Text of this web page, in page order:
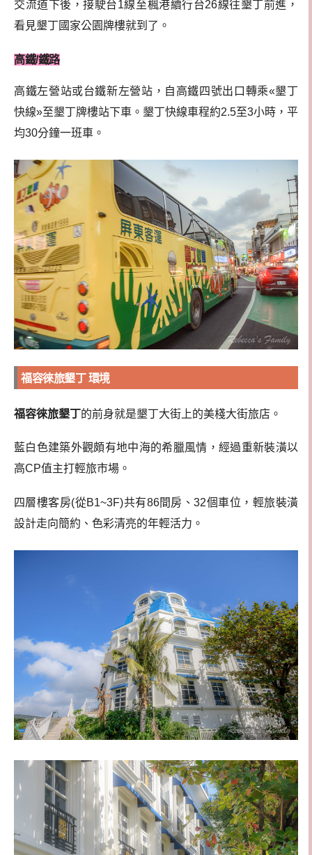
交流道下後，接駛台1線至楓港續行台26線往墾丁前進，
看見墾丁國家公園牌樓就到了。
高鐵/鐵路
高鐵左營站或台鐵新左營站，自高鐵四號出口轉乘«墾丁
快線»至墾丁牌樓站下車。墾丁快線車程約2.5至3小時，平
均30分鐘一班車。
福容徠旅墾丁 環境
福容徠旅墾丁的前身就是墾丁大街上的美棧大街旅店。
藍白色建築外觀頗有地中海的希臘風情，經過重新裝潢以
高CP值主打輕旅市場。
四層樓客房(從B1~3F)共有86間房、32個車位，輕旅裝潢
設計走向簡約、色彩清亮的年輕活力。